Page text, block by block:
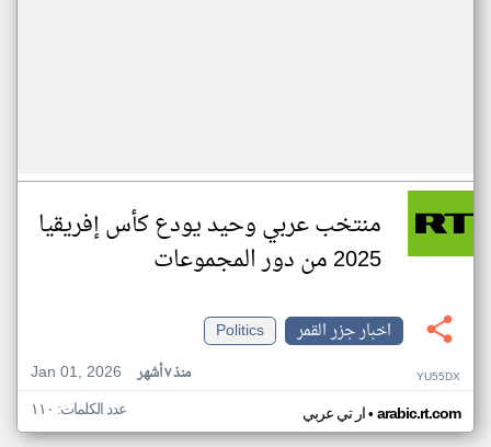
منتخب عربي وحيد يودع كأس إفريقيا
2025 من دور المجموعات
اخبار جزر القمر
Politics
Jan 01, 2026
منذ ٧ أشهر YU55DX
ار تي عربي• arabic.rt.com عدد الكلمات: ١١٠